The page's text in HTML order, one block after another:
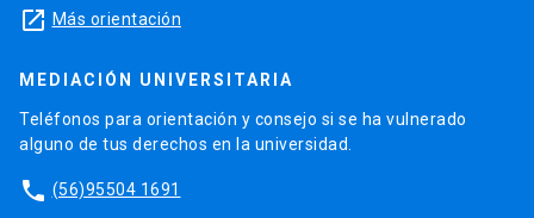
launch Más orientación
MEDIACIÓN UNIVERSITARIA
Teléfonos para orientación y consejo si se ha vulnerado
alguno de tus derechos en la universidad.
phone (56)95504 1691